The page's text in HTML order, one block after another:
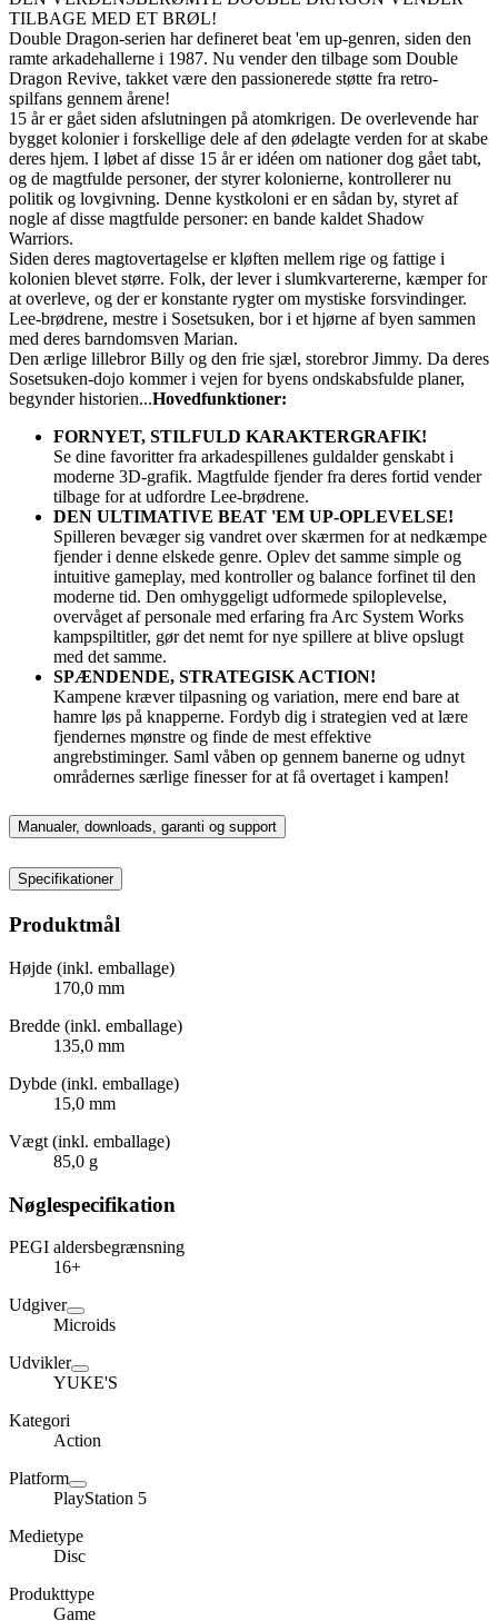
TILBAGE MED ET BRØL!
Double Dragon-serien har defineret beat 'em up-genren, siden den
ramte arkadehallerne i 1987. Nu vender den tilbage som Double
Dragon Revive, takket være den passionerede støtte fra retro-
spilfans gennem årene!
15 år er gået siden afslutningen på atomkrigen. De overlevende har
bygget kolonier i forskellige dele af den ødelagte verden for at skabe
deres hjem. I løbet af disse 15 år er idéen om nationer dog gået tabt,
og de magtfulde personer, der styrer kolonierne, kontrollerer nu
politik og lovgivning. Denne kystkoloni er en sådan by, styret af
nogle af disse magtfulde personer: en bande kaldet Shadow
Warriors.
Siden deres magtovertagelse er kløften mellem rige og fattige i
kolonien blevet større. Folk, der lever i slumkvartererne, kæmper for
at overleve, og der er konstante rygter om mystiske forsvindinger.
Lee-brødrene, mestre i Sosetsuken, bor i et hjørne af byen sammen
med deres barndomsven Marian.
Den ærlige lillebror Billy og den frie sjæl, storebror Jimmy. Da deres
Sosetsuken-dojo kommer i vejen for byens ondskabsfulde planer,
begynder historien...Hovedfunktioner:
FORNYET, STILFULD KARAKTERGRAFIK!
Se dine favoritter fra arkadespillenes guldalder genskabt i
moderne 3D-grafik. Magtfulde fjender fra deres fortid vender
tilbage for at udfordre Lee-brødrene.
DEN ULTIMATIVE BEAT 'EM UP-OPLEVELSE!
Spilleren bevæger sig vandret over skærmen for at nedkæmpe
fjender i denne elskede genre. Oplev det samme simple og
intuitive gameplay, med kontroller og balance forfinet til den
moderne tid. Den omhyggeligt udformede spiloplevelse,
overvåget af personale med erfaring fra Arc System Works
kampspiltitler, gør det nemt for nye spillere at blive opslugt
med det samme.
SPÆNDENDE, STRATEGISK ACTION!
Kampene kræver tilpasning og variation, mere end bare at
hamre løs på knapperne. Fordyb dig i strategien ved at lære
fjendernes mønstre og finde de mest effektive
angrebstiminger. Saml våben op gennem banerne og udnyt
områdernes særlige finesser for at få overtaget i kampen!
Manualer, downloads, garanti og support
Specifikationer
Produktmål
Højde (inkl. emballage)
170,0 mm
Bredde (inkl. emballage)
135,0 mm
Dybde (inkl. emballage)
15,0 mm
Vægt (inkl. emballage)
85,0 g
Nøglespecifikation
PEGI aldersbegrænsning
16+
Udgiver
Microids
Udvikler
YUKE'S
Kategori
Action
Platform
PlayStation 5
Medietype
Disc
Produkttype
Game